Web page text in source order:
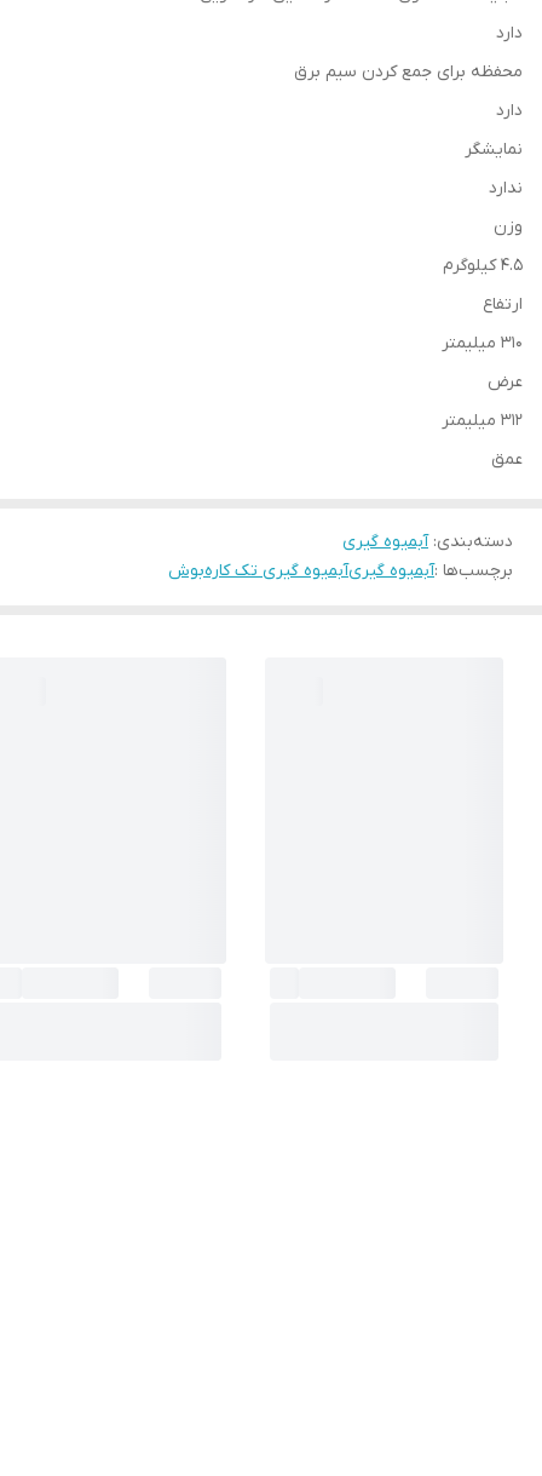
دارد
محفظه برای جمع كردن سیم برق
دارد
نمایشگر
ندارد
وزن
4.5 کیلوگرم
ارتفاع
310 میلیمتر
عرض
312 میلیمتر
عمق
دسته‌بندی:آبمیوه گیری
برچسب‌ها :آبمیوه گیریآبمیوه گیری تک کارهبوش